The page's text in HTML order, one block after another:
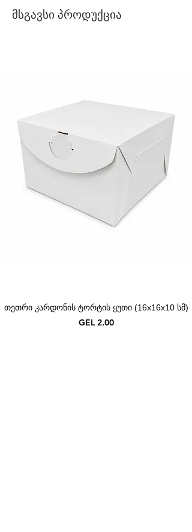
მსგავსი პროდუქცია
თეთრი კარდონის ტორტის ყუთი (16x16x10 სმ)
Price
GEL 2.00